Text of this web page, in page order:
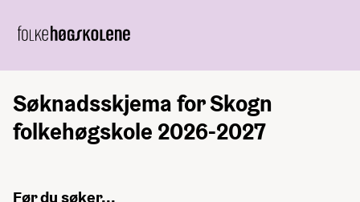
Søknadsskjema for Skogn
folkehøgskole 2026-2027
Før du søker...